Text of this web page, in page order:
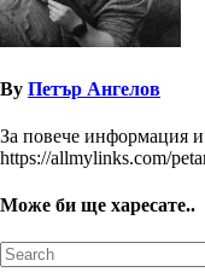
By Петър Ангелов
За повече информация и
https://allmylinks.com/
Може би ще харесате..